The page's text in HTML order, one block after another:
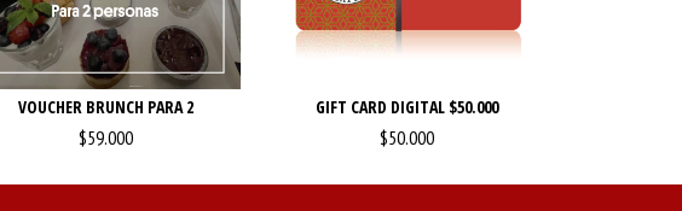
VOUCHER BRUNCH PARA 2
$59.000
GIFT CARD DIGITAL $50.000
$50.000